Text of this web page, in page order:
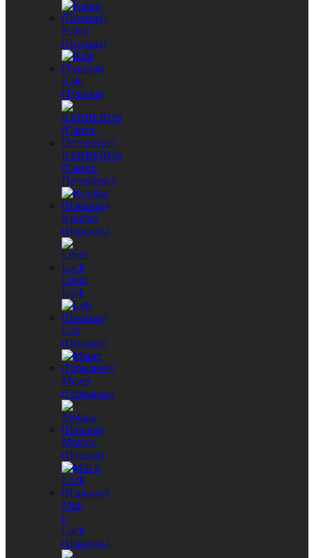
Kabro
(Польша)
Kale
(Турция)
KERBEROS
(Санкт-
Петербург)
Knollan
(Израиль)
Level
Lock
Lob
(Польша)
Mauer
(Германия)
Mottura
(Италия)
Mul-
t-
Lock
(Израиль)